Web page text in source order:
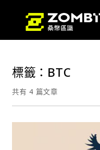
標籤：BTC
共有 4 篇文章